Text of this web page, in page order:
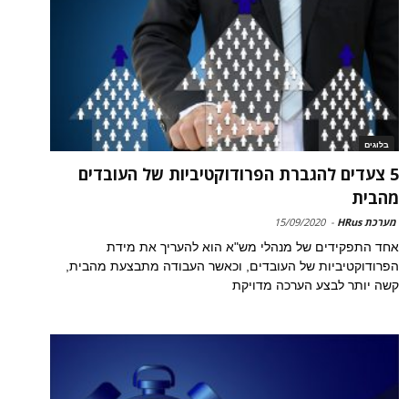
בלוגים
5 צעדים להגברת הפרודוקטיביות של העובדים
מהבית
מערכת HRus -
15/09/2020
אחד התפקידים של מנהלי מש"א הוא להעריך את מידת
הפרודוקטיביות של העובדים, וכאשר העבודה מתבצעת מהבית,
קשה יותר לבצע הערכה מדויקת